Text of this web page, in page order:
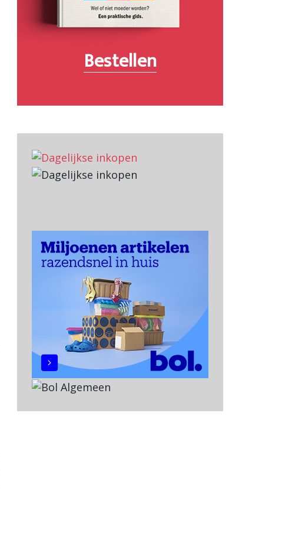
Bestellen